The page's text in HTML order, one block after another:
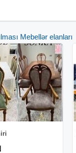
Mebellər elanları